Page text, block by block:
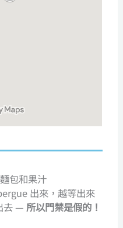
包和果汁
出來，越等出來
去 — 所以門禁是假的！